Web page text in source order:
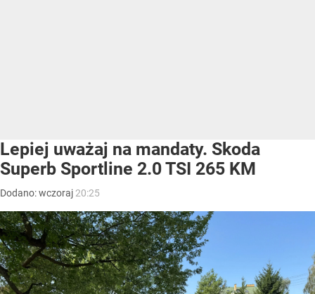
Lepiej uważaj na mandaty. Skoda
Superb Sportline 2.0 TSI 265 KM
Dodano:wczoraj 20:25